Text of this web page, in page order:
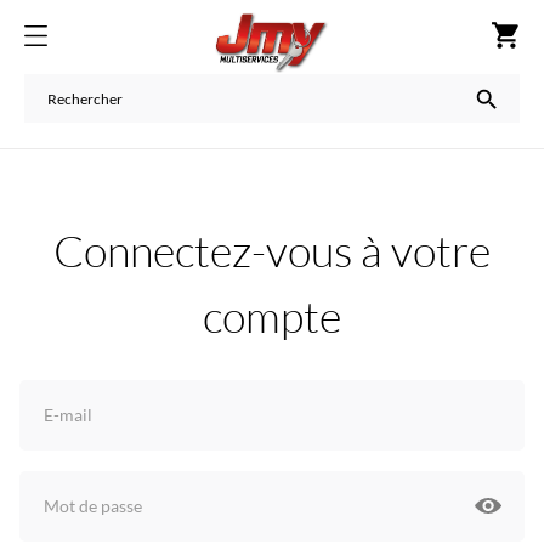
shopping_cart

Connectez-vous à votre
compte